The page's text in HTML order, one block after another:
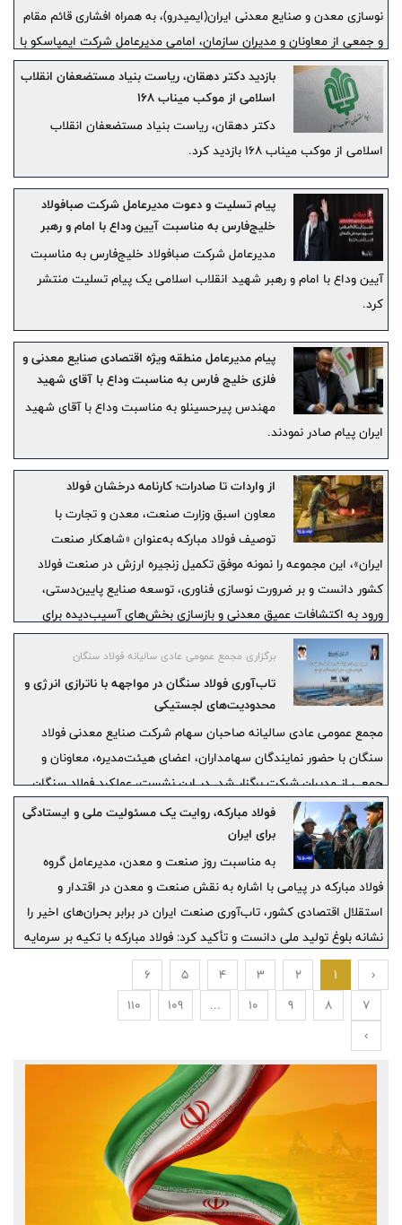
نوسازی معدن و صنایع معدنی ایران(ایمیدرو)، به همراه افشاری قائم مقام
و جمعی از معاونان و مدیران سازمان، امامی مدیرعامل شرکت ایمپاسکو با
حضور در موکب ایمیدرو، در پذیرایی و خدمت‌رسانی به مردم و میهمانان
این مراسم مشارکت کرد.
بازدید دکتر دهقان، ریاست بنیاد مستضعفان انقلاب
اسلامی از موکب میناب 168
دکتر دهقان، ریاست بنیاد مستضعفان انقلاب
اسلامی از موکب میناب 168 بازدید کرد.
پیام تسلیت و دعوت مدیرعامل شرکت صبافولاد
خلیج‌فارس به مناسبت آیین وداع با امام و رهبر
شهید انقلاب اسلامی
مدیرعامل شرکت صبافولاد خلیج‌فارس به مناسبت
آیین وداع با امام و رهبر شهید انقلاب اسلامی یک پیام تسلیت منتشر
کرد.
پیام مدیرعامل منطقه ویژه اقتصادی صنایع معدنی و
فلزی خلیج فارس به مناسبت وداع با آقای شهید
ایران
مهندس پیرحسینلو به مناسبت وداع با آقای شهید
ایران پیام صادر نمودند.
از واردات تا صادرات؛ کارنامه درخشان فولاد
معاون اسبق وزارت صنعت، معدن و تجارت با
توصیف فولاد مبارکه به‌عنوان «شاهکار صنعت
ایران»، این مجموعه را نمونه موفق تکمیل زنجیره ارزش در صنعت فولاد
کشور دانست و بر ضرورت نوسازی فناوری، توسعه صنایع پایین‌دستی،
ورود به اکتشافات عمیق معدنی و بازسازی بخش‌های آسیب‌دیده برای
تداوم مسیر رشد و ارزآوری این صنعت تأکید کرد.
برگزاری مجمع عمومی عادی سالیانه فولاد سنگان
تاب‌آوری فولاد سنگان در مواجهه با ناترازی انرژی و
محدودیت‌های لجستیکی
مجمع عمومی عادی سالیانه صاحبان سهام شرکت صنایع معدنی فولاد
سنگان با حضور نمایندگان سهامداران، اعضای هیئت‌مدیره، معاونان و
جمعی از مدیران شرکت برگزار شد. در این نشست، عملکرد فولاد سنگان
در سال مالی ۱۴۰۴، با وجود محدودیت‌های ناشی از ناترازی انرژی،
چالش‌های تأمین کلوخه سنگ آهن، لجستیکی و تحولات ژئوپلیتیکی
منطقه، مورد بررسی قرار گرفت و از سوی سهامداران و ناظران، مثبت و
قابل‌قبول ارزیابی شد.
فولاد مبارکه، روایت یک مسئولیت ملی و ایستادگی
برای ایران
به مناسبت روز صنعت و معدن، مدیرعامل گروه
فولاد مبارکه در پیامی با اشاره به نقش صنعت و معدن در اقتدار و
استقلال اقتصادی کشور، تاب‌آوری صنعت ایران در برابر بحران‌های اخیر را
نشانه بلوغ تولید ملی دانست و تأکید کرد: فولاد مبارکه با تکیه بر سرمایه
انسانی متخصص، بازگشت سریع خطوط آسیب‌دیده به مدار تولید، توسعه
فناوری‌های نوین، حرکت به‌سوی فولاد سبز و گسترش بازارهای جهانی،
مسیر تبدیل‌شدن به سازمانی جهان‌تراز و پیشگام در تاب‌آوری صنعتی را با
قدرت ادامه می‌دهد.
‹
1
2
3
4
5
6
7
8
9
10
...
109
110
›